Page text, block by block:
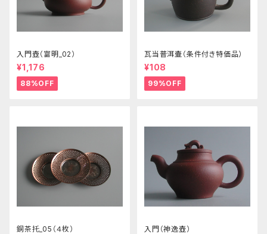
入門壺（富明_02）
¥1,176
88%OFF
瓦当普洱壷（条件付き特価品）
¥108
99%OFF
銅茶托_05（４枚） 入門（神逸壺）